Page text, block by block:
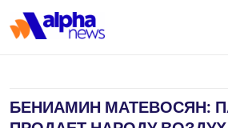
БЕНИАМИН МАТЕВОСЯН: